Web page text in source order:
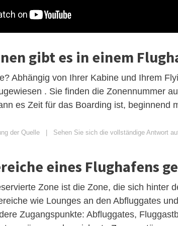
gibt es in einem
Abhängig von Ihrer Kabine und Ihrem
. Sie finden die Zonennummer
es Zeit für das Boarding ist, beginnend
der Quelle | Sehen Sie sich die vollständige Antwort
eines Flughafens
Zone ist die Zone, die sich hinter
wie Lounges an den Abfluggates
Zugangspunkte: Abfluggates,